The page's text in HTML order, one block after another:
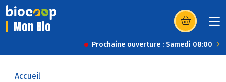
Mon Bio (s’ouvre dans
Prochaine ouverture : Samedi 08:00
Accueil